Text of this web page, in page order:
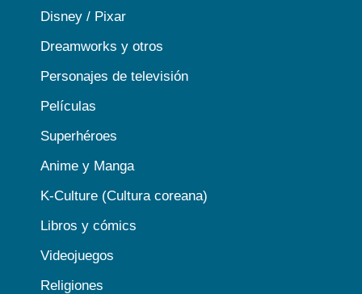
Disney / Pixar
Dreamworks y otros
Personajes de televisión
Películas
Superhéroes
Anime y Manga
K-Culture (Cultura coreana)
Libros y cómics
Videojuegos
Religiones